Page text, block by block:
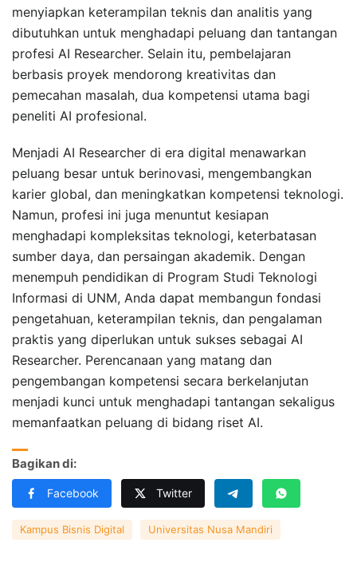
menyiapkan keterampilan teknis dan analitis yang
dibutuhkan untuk menghadapi peluang dan tantangan
profesi AI Researcher. Selain itu, pembelajaran
berbasis proyek mendorong kreativitas dan
pemecahan masalah, dua kompetensi utama bagi
peneliti AI profesional.
Menjadi AI Researcher di era digital menawarkan
peluang besar untuk berinovasi, mengembangkan
karier global, dan meningkatkan kompetensi teknologi.
Namun, profesi ini juga menuntut kesiapan
menghadapi kompleksitas teknologi, keterbatasan
sumber daya, dan persaingan akademik. Dengan
menempuh pendidikan di Program Studi Teknologi
Informasi di UNM, Anda dapat membangun fondasi
pengetahuan, keterampilan teknis, dan pengalaman
praktis yang diperlukan untuk sukses sebagai AI
Researcher. Perencanaan yang matang dan
pengembangan kompetensi secara berkelanjutan
menjadi kunci untuk menghadapi tantangan sekaligus
memanfaatkan peluang di bidang riset AI.
Bagikan di:
Facebook Twitter
Kampus Bisnis Digital Universitas Nusa Mandiri